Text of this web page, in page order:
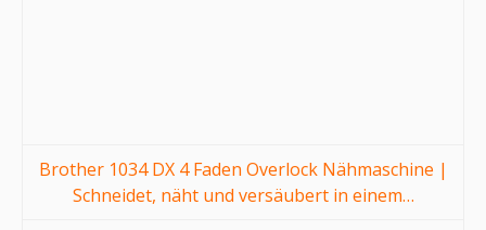
Brother 1034 DX 4 Faden Overlock Nähmaschine |
Schneidet, näht und versäubert in einem…